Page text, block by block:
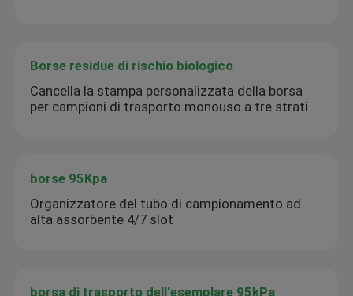
Borse residue di rischio biologico
Cancella la stampa personalizzata della borsa
per campioni di trasporto monouso a tre strati
borse 95Kpa
Organizzatore del tubo di campionamento ad
alta assorbente 4/7 slot
borsa di trasporto dell'esemplare 95kPa